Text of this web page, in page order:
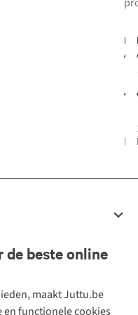
1
beste online
maakt Juttu.be
en functionele cookies